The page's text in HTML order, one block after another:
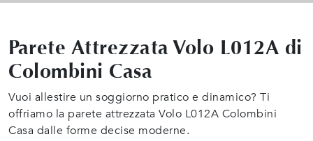
Parete Attrezzata Volo L012A di
Colombini Casa
Vuoi allestire un soggiorno pratico e dinamico? Ti
offriamo la parete attrezzata Volo L012A Colombini
Casa dalle forme decise moderne.